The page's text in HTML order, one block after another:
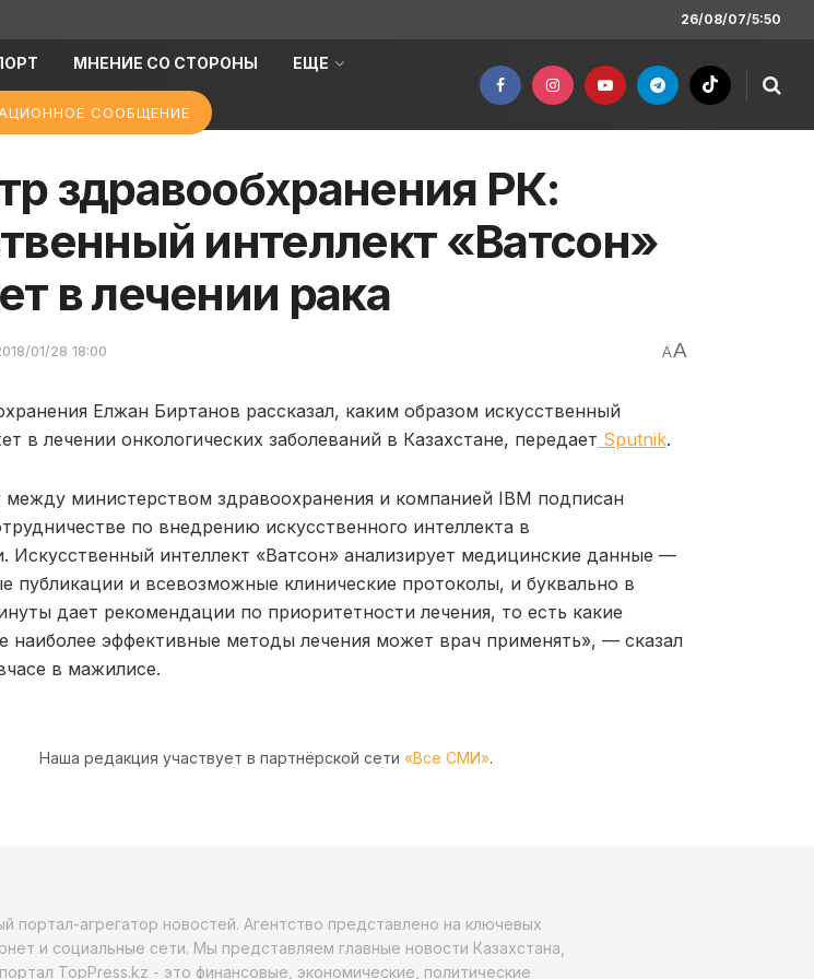
26/08/07/5:50
МНЕНИЕ СО СТОРОНЫ ЕЩЕ
СООБЩЕНИЕ
здравообхранения РК:
интеллект «Ватсон»
в лечении рака
01/28 18:00 AA
Елжан Биртанов рассказал, каким образом искусственный
в лечении онкологических заболеваний в Казахстане, передает Sputnik.
министерством здравоохранения и компанией IBM подписан
по внедрению искусственного интеллекта в
Искусственный интеллект «Ватсон» анализирует медицинские данные —
публикации и всевозможные клинические протоколы, и буквально в
дает рекомендации по приоритетности лечения, то есть какие
наиболее эффективные методы лечения может врач применять», — сказал
в мажилисе.
Наша редакция участвует в партнёрской сети «Все СМИ».
портал-агрегатор новостей. Агентство представлено на ключевых
и социальные сети. Мы представляем главные новости Казахстана,
TopPress.kz - это финансовые, экономические, политические